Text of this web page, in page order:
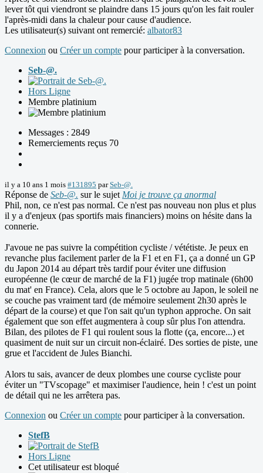
lever tôt qui viendront se plaindre dans 15 jours qu'on les fait rouler
l'après-midi dans la chaleur pour cause d'audience.
Les utilisateur(s) suivant ont remercié: albator83
Connexion ou Créer un compte pour participer à la conversation.
Seb-@.
Hors Ligne
Membre platinium
Messages : 2849
Remerciements reçus 70
il y a 10 ans 1 mois #131895 parSeb-@.
Réponse de Seb-@. sur le sujet Moi je trouve ça anormal
Phil, non, ce n'est pas normal. Ce n'est pas nouveau non plus et plus
il y a d'enjeux (pas sportifs mais financiers) moins on hésite dans la
connerie.
J'avoue ne pas suivre la compétition cycliste / vététiste. Je peux en
revanche plus facilement parler de la F1 et en F1, ça a donné un GP
du Japon 2014 au départ très tardif pour éviter une diffusion
européenne (le cœur de marché de la F1) jugée trop matinale (6h00
du mat' en France). Cela, alors que le 5 octobre au Japon, le soleil ne
se couche pas vraiment tard (de mémoire seulement 2h30 après le
départ de la course) et que l'on sait qu'un typhon approche. On sait
également que son effet augmentera à coup sûr plus l'on attendra.
Bilan, des pilotes de F1 qui roulent sous la flotte (ça, encore...) et
quasiment de nuit sur un circuit non-éclairé. Des sorties de piste, une
grue et l'accident de Jules Bianchi.
Alors tu sais, avancer de deux plombes une course cycliste pour
éviter un "TVscopage" et maximiser l'audience, hein ! c'est un point
de détail qui ne les arrêtera pas.
Connexion ou Créer un compte pour participer à la conversation.
StefB
Hors Ligne
Cet utilisateur est bloqué